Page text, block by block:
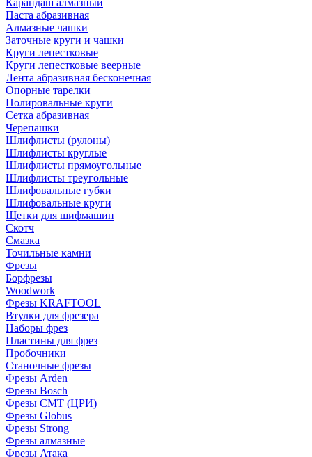
Карандаш алмазный
Паста абразивная
Алмазные чашки
Заточные круги и чашки
Круги лепестковые
Круги лепестковые веерные
Лента абразивная бесконечная
Опорные тарелки
Полировальные круги
Сетка абразивная
Черепашки
Шлифлисты (рулоны)
Шлифлисты круглые
Шлифлисты прямоугольные
Шлифлисты треугольные
Шлифовальные губки
Шлифовальные круги
Щетки для шифмашин
Скотч
Смазка
Точильные камни
Фрезы
Борфрезы
Woodwork
Фрезы KRAFTOOL
Втулки для фрезера
Наборы фрез
Пластины для фрез
Пробочники
Станочные фрезы
Фрезы Arden
Фрезы Bosch
Фрезы CMT (ЦРИ)
Фрезы Globus
Фрезы Strong
Фрезы алмазные
Фрезы Атака